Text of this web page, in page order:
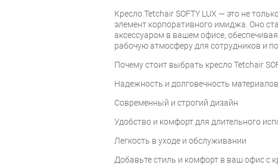
Кресло Tetchair SOFTY LUX — это не
элемент корпоративного имиджа. Оно
аксессуаром в вашем офисе,
рабочую атмосферу для сотрудников и
Почему стоит выбрать кресло Tetchair
Надежность и долговечность материалов
Современный и строгий дизайн
Удобство и комфорт для длительного
Легкость в уходе и обслуживании
Добавьте стиль и комфорт в ваш офис с